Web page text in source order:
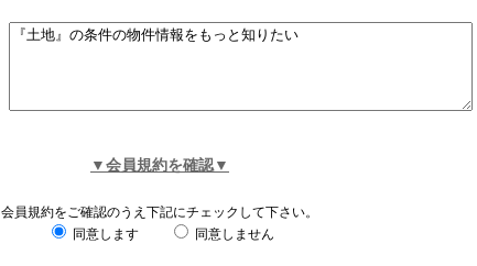
▼会員規約を確認▼
会員規約をご確認のうえ下記にチェックして下さい。
同意します
同意しません